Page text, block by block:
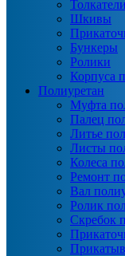
Толкатели
Шкивы
Бункеры
Ролики
Корпуса
Полиуретан
Муфта
Палец
Литье
Листы
Колеса
Ремонт
Вал
Ролик
Скребок